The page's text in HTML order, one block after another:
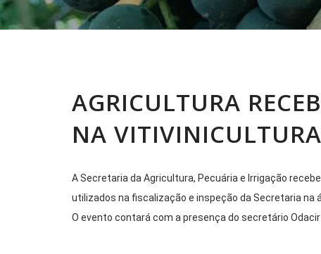
AGRICULTURA
NA VITIVINICULTURA
A Secretaria da Agricultura, Pecuária e Irrigação
utilizados na fiscalização e inspeção da Secretaria na
O evento contará com a presença do secretário